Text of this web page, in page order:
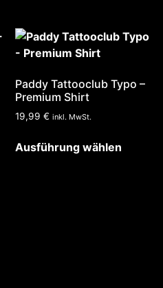
Paddy Tattooclub Typo –
Premium Shirt
19,99 € inkl. MwSt.
Ausführung wählen